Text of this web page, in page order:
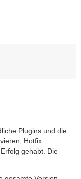
Plugins und die
Hotfix
gehabt. Die